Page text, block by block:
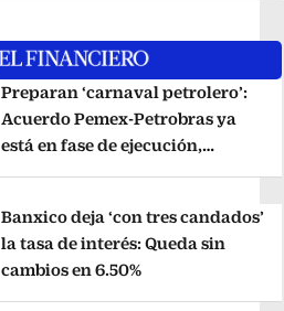
Preparan ‘carnaval petrolero’:
Acuerdo Pemex-Petrobras ya
está en fase de ejecución,
Banxico deja ‘con tres candados’
la tasa de interés: Queda sin
cambios en 6.50%Opens in new